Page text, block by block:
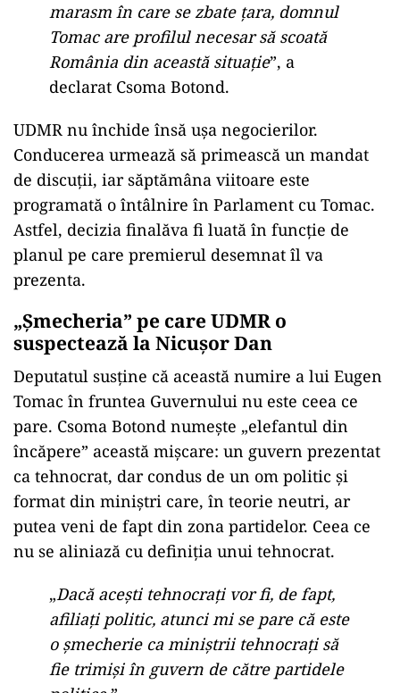
marasm în care se zbate țara, domnul
Tomac are profilul necesar să scoată
România din această situație”, a
declarat Csoma Botond.
UDMR nu închide însă ușa negocierilor.
Conducerea urmează să primească un mandat
de discuții, iar săptămâna viitoare este
programată o întâlnire în Parlament cu Tomac.
Astfel, decizia finalăva fi luată în funcție de
planul pe care premierul desemnat îl va
prezenta.
„Șmecheria” pe care UDMR o
suspectează la Nicușor Dan
Deputatul susține că această numire a lui Eugen
Tomac în fruntea Guvernului nu este ceea ce
pare. Csoma Botond numește „elefantul din
încăpere” această mișcare: un guvern prezentat
ca tehnocrat, dar condus de un om politic și
format din miniștri care, în teorie neutri, ar
putea veni de fapt din zona partidelor. Ceea ce
nu se aliniază cu definiția unui tehnocrat.
„Dacă acești tehnocrați vor fi, de fapt,
afiliați politic, atunci mi se pare că este
o șmecherie ca miniștrii tehnocrați să
fie trimiși în guvern de către partidele